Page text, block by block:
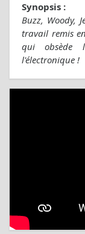
Synopsis :
Buzz, Woody,
travail remis
qui obsède
l'électronique !